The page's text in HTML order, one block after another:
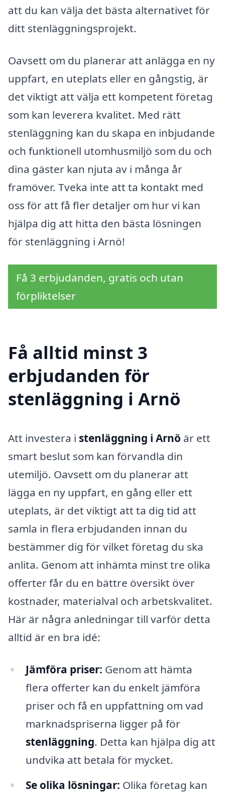
att du kan välja det bästa alternativet för
ditt stenläggningsprojekt.
Oavsett om du planerar att anlägga en ny
uppfart, en uteplats eller en gångstig, är
det viktigt att välja ett kompetent företag
som kan leverera kvalitet. Med rätt
stenläggning kan du skapa en inbjudande
och funktionell utomhusmiljö som du och
dina gäster kan njuta av i många år
framöver. Tveka inte att ta kontakt med
oss för att få fler detaljer om hur vi kan
hjälpa dig att hitta den bästa lösningen
för stenläggning i Arnö!
Få 3 erbjudanden, gratis och utan
förpliktelser
Få alltid minst 3
erbjudanden för
stenläggning i Arnö
Att investera i stenläggning i Arnö är ett
smart beslut som kan förvandla din
utemiljö. Oavsett om du planerar att
lägga en ny uppfart, en gång eller ett
uteplats, är det viktigt att ta dig tid att
samla in flera erbjudanden innan du
bestämmer dig för vilket företag du ska
anlita. Genom att inhämta minst tre olika
offerter får du en bättre översikt över
kostnader, materialval och arbetskvalitet.
Här är några anledningar till varför detta
alltid är en bra idé:
Jämföra priser: Genom att hämta
flera offerter kan du enkelt jämföra
priser och få en uppfattning om vad
marknadspriserna ligger på för
stenläggning. Detta kan hjälpa dig att
undvika att betala för mycket.
Se olika lösningar: Olika företag kan